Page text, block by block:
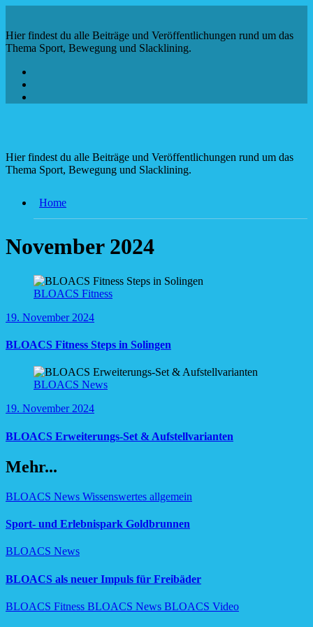
springen
Hier findest du alle Beiträge und Veröffentlichungen rund um das
Thema Sport, Bewegung und Slacklining.
Hier findest du alle Beiträge und Veröffentlichungen rund um das
Thema Sport, Bewegung und Slacklining.
Home
November 2024
BLOACS Fitness
19. November 2024
BLOACS Fitness Steps in Solingen
BLOACS News
19. November 2024
BLOACS Erweiterungs-Set & Aufstellvarianten
Mehr...
BLOACS News Wissenswertes allgemein
Sport- und Erlebnispark Goldbrunnen
BLOACS News
BLOACS als neuer Impuls für Freibäder
BLOACS Fitness BLOACS News BLOACS Video